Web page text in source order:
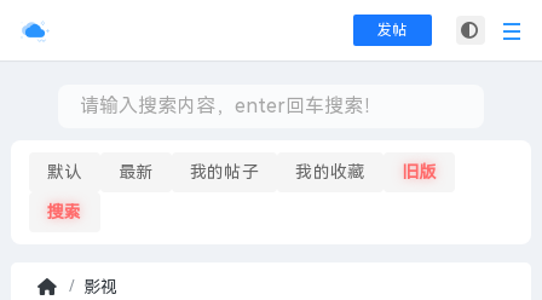
发帖
默认 最新 我的帖子 我的收藏 旧版
搜索
影视